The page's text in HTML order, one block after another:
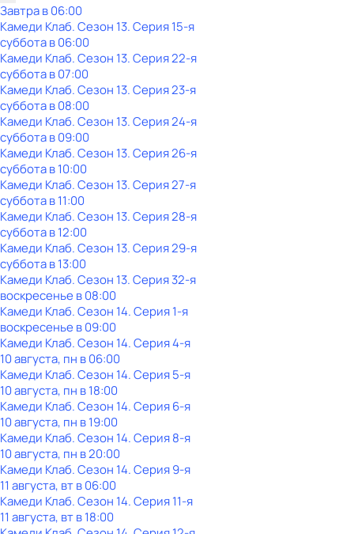
Завтра в 06:00
Камеди Клаб. Сезон 13. Серия 15-я
субботав06:00
Камеди Клаб. Сезон 13. Серия 22-я
субботав07:00
Камеди Клаб. Сезон 13. Серия 23-я
субботав08:00
Камеди Клаб. Сезон 13. Серия 24-я
субботав09:00
Камеди Клаб. Сезон 13. Серия 26-я
субботав10:00
Камеди Клаб. Сезон 13. Серия 27-я
субботав11:00
Камеди Клаб. Сезон 13. Серия 28-я
субботав12:00
Камеди Клаб. Сезон 13. Серия 29-я
субботав13:00
Камеди Клаб. Сезон 13. Серия 32-я
воскресенье в08:00
Камеди Клаб. Сезон 14. Серия 1-я
воскресенье в09:00
Камеди Клаб. Сезон 14. Серия 4-я
10 августа, пн в 06:00
Камеди Клаб. Сезон 14. Серия 5-я
10 августа, пн в 18:00
Камеди Клаб. Сезон 14. Серия 6-я
10 августа, пн в 19:00
Камеди Клаб. Сезон 14. Серия 8-я
10 августа, пн в 20:00
Камеди Клаб. Сезон 14. Серия 9-я
11 августа, вт в 06:00
Камеди Клаб. Сезон 14. Серия 11-я
11 августа, вт в 18:00